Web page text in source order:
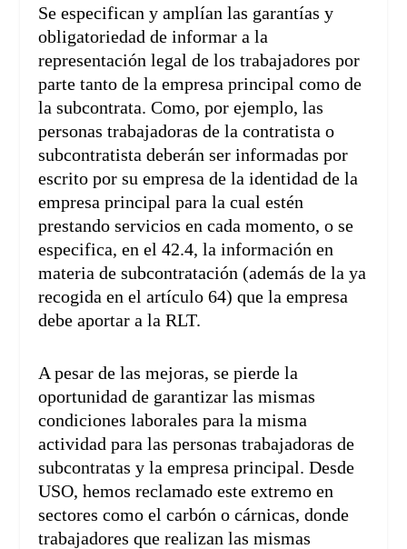
Se especifican y amplían las garantías y
obligatoriedad de informar a la
representación legal de los trabajadores por
parte tanto de la empresa principal como de
la subcontrata. Como, por ejemplo, las
personas trabajadoras de la contratista o
subcontratista deberán ser informadas por
escrito por su empresa de la identidad de la
empresa principal para la cual estén
prestando servicios en cada momento, o se
especifica, en el 42.4, la información en
materia de subcontratación (además de la ya
recogida en el artículo 64) que la empresa
debe aportar a la RLT.
A pesar de las mejoras, se pierde la
oportunidad de garantizar las mismas
condiciones laborales para la misma
actividad para las personas trabajadoras de
subcontratas y la empresa principal. Desde
USO, hemos reclamado este extremo en
sectores como el carbón o cárnicas, donde
trabajadores que realizan las mismas